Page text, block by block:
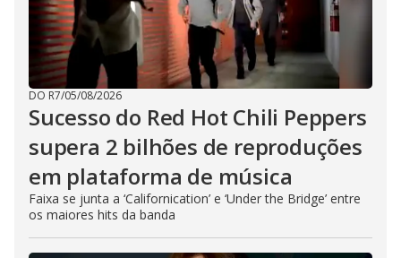
DO R7/05/08/2026
Sucesso do Red Hot Chili Peppers
supera 2 bilhões de reproduções
em plataforma de música
Faixa se junta a ‘Californication’ e ‘Under the Bridge’ entre
os maiores hits da banda